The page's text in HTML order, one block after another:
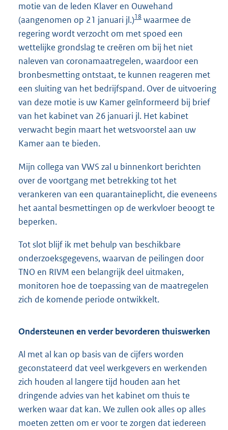
motie van de leden Klaver en Ouwehand
(aangenomen op 21 januari jl.)18 waarmee de
regering wordt verzocht om met spoed een
wettelijke grondslag te creëren om bij het niet
naleven van coronamaatregelen, waardoor een
bronbesmetting ontstaat, te kunnen reageren met
een sluiting van het bedrijfspand. Over de uitvoering
van deze motie is uw Kamer geïnformeerd bij brief
van het kabinet van 26 januari jl. Het kabinet
verwacht begin maart het wetsvoorstel aan uw
Kamer aan te bieden.
Mijn collega van VWS zal u binnenkort berichten
over de voortgang met betrekking tot het
verankeren van een quarantaineplicht, die eveneens
het aantal besmettingen op de werkvloer beoogt te
beperken.
Tot slot blijf ik met behulp van beschikbare
onderzoeksgegevens, waarvan de peilingen door
TNO en RIVM een belangrijk deel uitmaken,
monitoren hoe de toepassing van de maatregelen
zich de komende periode ontwikkelt.
Ondersteunen en verder bevorderen thuiswerken
Al met al kan op basis van de cijfers worden
geconstateerd dat veel werkgevers en werkenden
zich houden al langere tijd houden aan het
dringende advies van het kabinet om thuis te
werken waar dat kan. We zullen ook alles op alles
moeten zetten om er voor te zorgen dat iedereen